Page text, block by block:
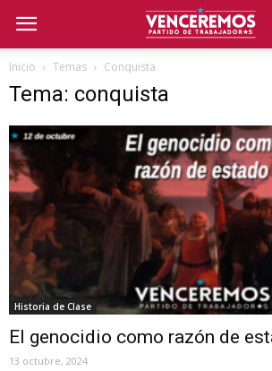
Inicio Temas Conquista
Tema: conquista
Historia de Clase
El genocidio como razón de
13 octubre, 2024